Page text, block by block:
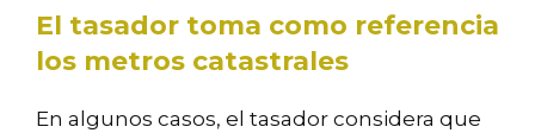
El tasador toma como referencia
los metros catastrales
En algunos casos, el tasador considera que